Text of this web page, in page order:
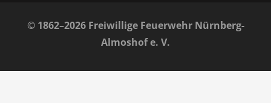
© 1862–2026 Freiwillige Feuerwehr Nürnberg-
Almoshof e. V.